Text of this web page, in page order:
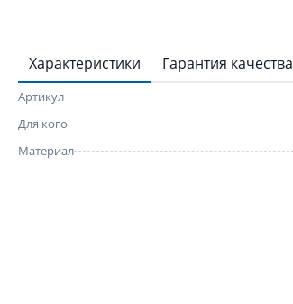
Характеристики Гарантия качества
Артикул
Для кого
Материал